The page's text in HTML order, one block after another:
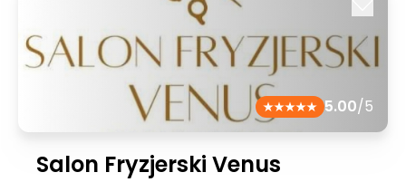
5.00/5
Salon Fryzjerski Venus